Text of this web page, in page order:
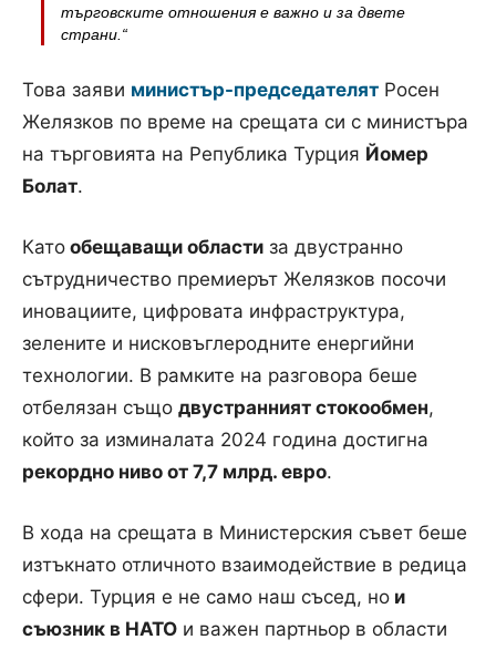
търговските отношения е важно и за двете
страни.“
Това заяви министър-председателят Росен
Желязков по време на срещата си с министъра
на търговията на Република Турция Йомер
Болат.
Като обещаващи области за двустранно
сътрудничество премиерът Желязков посочи
иновациите, цифровата инфраструктура,
зелените и нисковъглеродните енергийни
технологии. В рамките на разговора беше
отбелязан също двустранният стокообмен,
който за изминалата 2024 година достигна
рекордно ниво от 7,7 млрд. евро.
В хода на срещата в Министерския съвет беше
изтъкнато отличното взаимодействие в редица
сфери. Турция е не само наш съсед, но и
съюзник в НАТО и важен партньор в области